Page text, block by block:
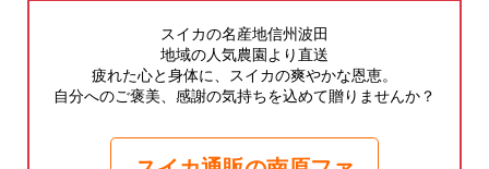
スイカの名産地信州波田
地域の人気農園より直送
疲れた心と身体に、スイカの爽やかな恩恵。
自分へのご褒美、感謝の気持ちを込めて贈りませんか？